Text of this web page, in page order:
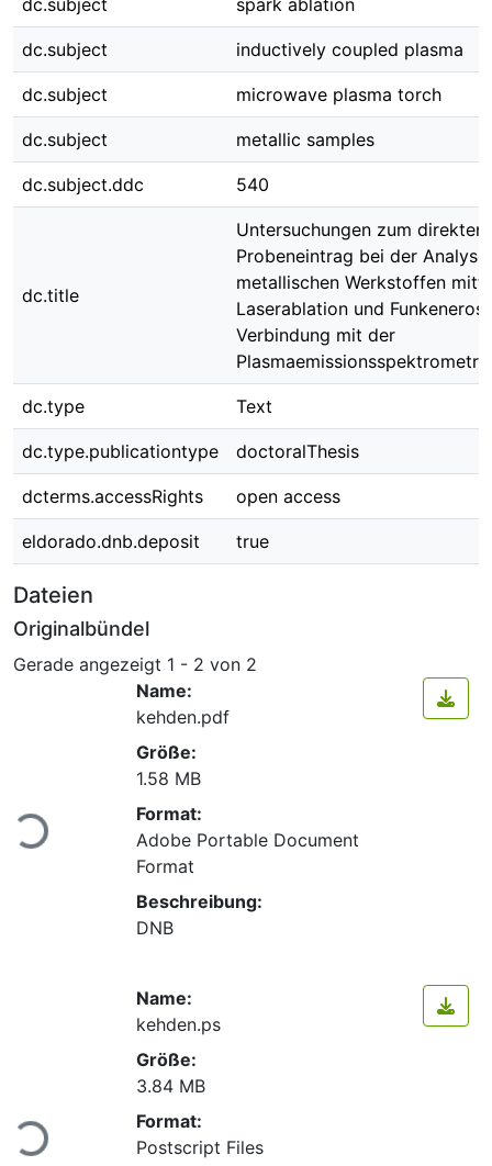
dc.subject spark ablation
dc.subject inductively coupled plasma
dc.subject microwave plasma torch
dc.subject metallic samples
dc.subject.ddc 540
dc.title
Untersuchungen zum direkten
Probeneintrag bei der
metallischen Werkstoffen
Laserablation und
Verbindung mit der
Plasmaemissionsspektrometrie
dc.type Text
dc.type.publicationtype doctoralThesis
dcterms.accessRights open access
eldorado.dnb.deposit true
Dateien
Originalbündel
Gerade angezeigt 1 - 2 von 2
Lade...
Name:
kehden.pdf
Größe:
1.58 MB
Format:
Adobe Portable Document
Format
Beschreibung:
DNB
Lade...
Name:
kehden.ps
Größe:
3.84 MB
Format:
Postscript Files